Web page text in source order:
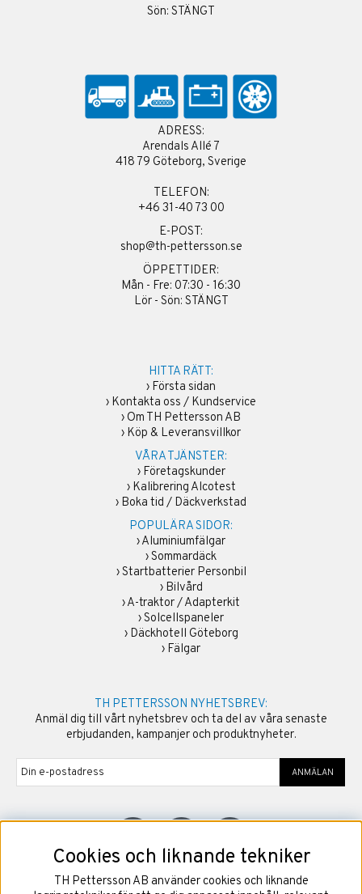
Sön: STÄNGT
ADRESS:
Arendals Allé 7
418 79 Göteborg, Sverige
TELEFON:
+46 31-40 73 00
E-POST:
shop@th-pettersson.se
ÖPPETTIDER:
Mån - Fre: 07:30 - 16:30
Lör - Sön: STÄNGT
HITTA RÄTT:
› Första sidan
› Kontakta oss / Kundservice
› Om TH Pettersson AB
› Köp & Leveransvillkor
VÅRA TJÄNSTER:
› Företagskunder
› Kalibrering Alcotest
› Boka tid / Däckverkstad
POPULÄRA SIDOR:
›Aluminiumfälgar
›Sommardäck
›Startbatterier Personbil
› Bilvård
›A-traktor / Adapterkit
›Solcellspaneler
› Däckhotell Göteborg
› Fälgar
TH PETTERSSON NYHETSBREV:
Anmäl dig till vårt nyhetsbrev och ta del av våra senaste
erbjudanden, kampanjer och produktnyheter.
ANMÄLAN
©2026Copyright TH Pettersson AB
Cookies och liknande tekniker
TH Pettersson AB använder cookies och liknande